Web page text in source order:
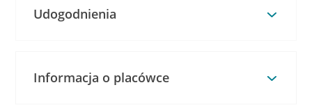
Udogodnienia
Informacja o placówce